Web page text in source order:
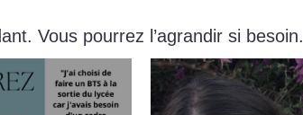
Vous pourrez l’agrandir si besoin.